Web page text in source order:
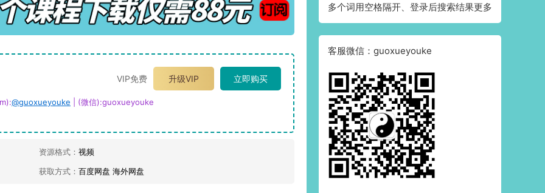
VIP免费 升级VIP 立即购买
@guoxueyouke | (微信):guoxueyouke
资源格式： 视频
获取方式： 百度网盘 海外网盘
多个词用空格隔开、登录后搜索结果更多
客服微信：guoxueyouke